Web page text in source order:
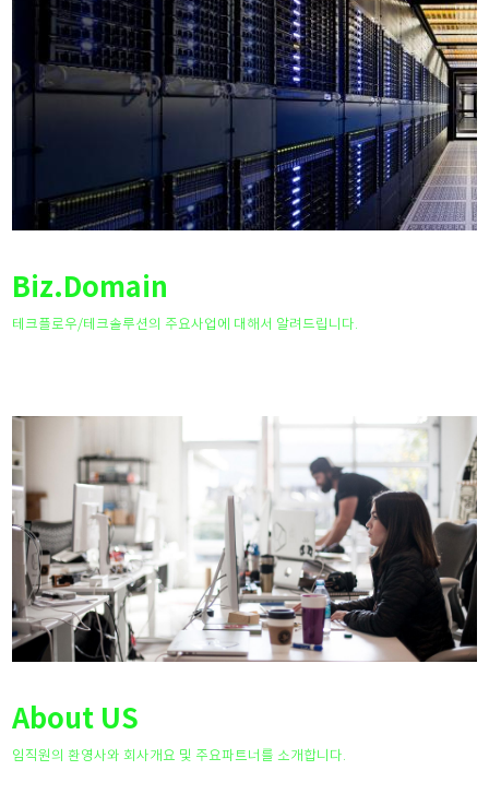
Biz.Domain
테크플로우/테크솔루션의 주요사업에 대해서 알려드립니다.
About US
임직원의 환영사와 회사개요 및 주요파트너를 소개합니다.